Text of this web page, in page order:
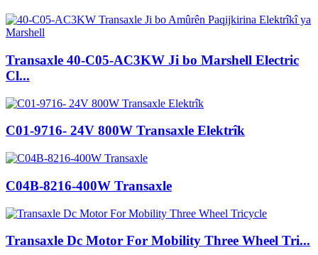
Transaxle 40-C05-AC3KW Ji bo Marshell Electric
Cl...
C01-9716- 24V 800W Transaxle Elektrîk
C04B-8216-400W Transaxle
Transaxle Dc Motor For Mobility Three Wheel Tri...